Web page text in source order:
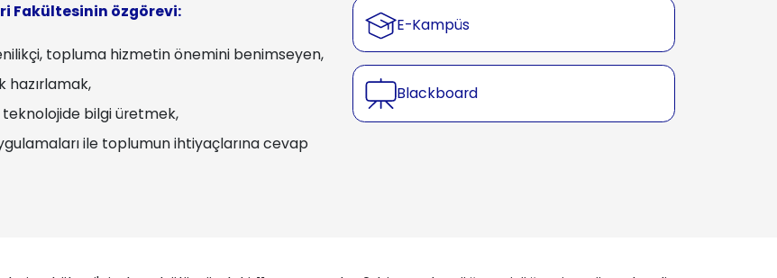
Fakültesinin özgörevi:
topluma hizmetin önemini benimseyen,
hazırlamak,
bilgi üretmek,
ile toplumun ihtiyaçlarına cevap
E-Kampüs
Blackboard